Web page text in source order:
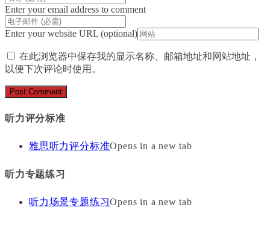
Enter your email address to comment
Enter your website URL (optional)
在此浏览器中保存我的显示名称、邮箱地址和网站地址，
以便下次评论时使用。
听力评分标准
雅思听力评分标准Opens in a new tab
听力专题练习
听力场景专题练习Opens in a new tab